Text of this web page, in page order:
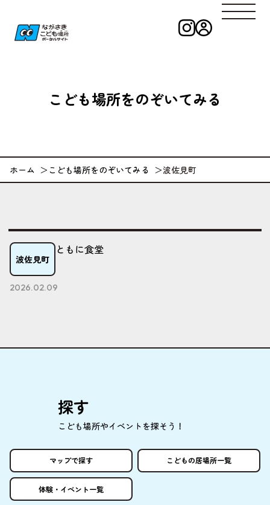
ながさきこども
こども場所をのぞいてみる
ホーム こども場所をのぞいてみる 波佐見町
波佐見町
ともに食堂
2026.02.09
探す
こども場所やイベントを探そう！
マップで探す こどもの居場所一覧
体験 ・イベント一覧